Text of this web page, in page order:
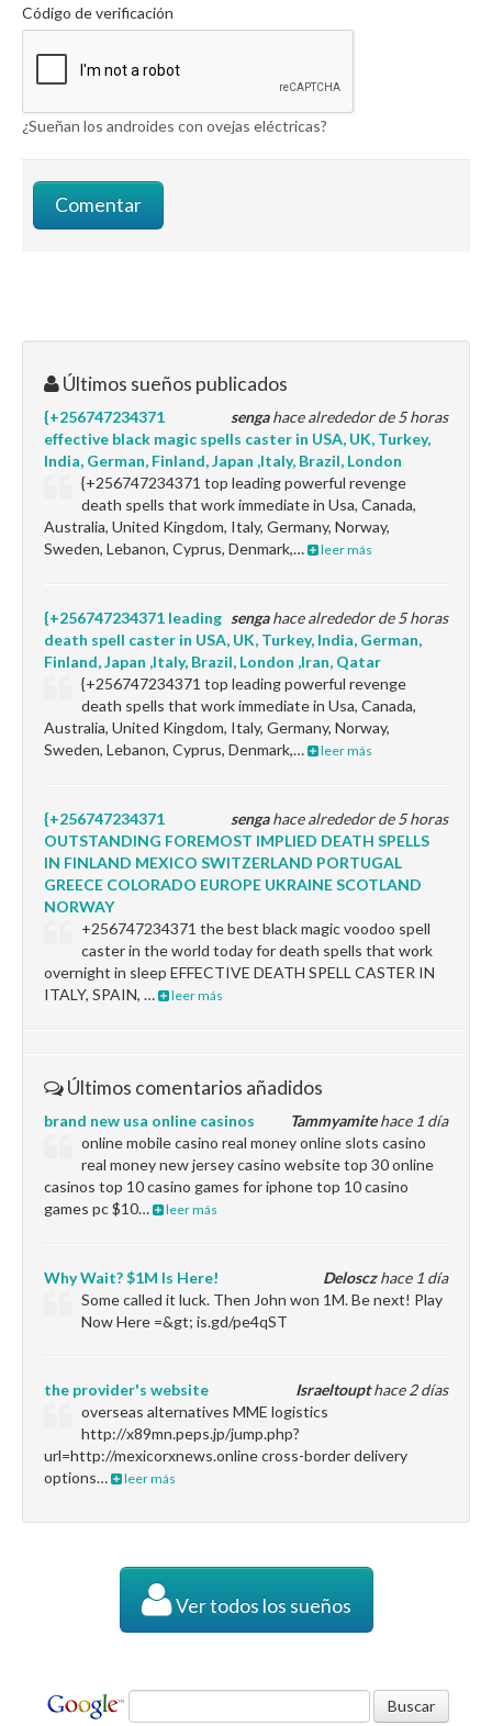
Código de verificación
¿Sueñan los androides con ovejas eléctricas?
Últimos sueños publicados
sengahace alrededor de 5 horas
{+256747234371
effective black magic spells caster in USA, UK, Turkey,
India, German, Finland, Japan ,Italy, Brazil, London
{+256747234371 top leading powerful revenge
death spells that work immediate in Usa, Canada,
Australia, United Kingdom, Italy, Germany, Norway,
Sweden, Lebanon, Cyprus, Denmark,…
leer más
sengahace alrededor de 5 horas
{+256747234371 leading
death spell caster in USA, UK, Turkey, India, German,
Finland, Japan ,Italy, Brazil, London ,Iran, Qatar
{+256747234371 top leading powerful revenge
death spells that work immediate in Usa, Canada,
Australia, United Kingdom, Italy, Germany, Norway,
Sweden, Lebanon, Cyprus, Denmark,…
leer más
sengahace alrededor de 5 horas
{+256747234371
OUTSTANDING FOREMOST IMPLIED DEATH SPELLS
IN FINLAND MEXICO SWITZERLAND PORTUGAL
GREECE COLORADO EUROPE UKRAINE SCOTLAND
NORWAY
+256747234371 the best black magic voodoo spell
caster in the world today for death spells that work
overnight in sleep EFFECTIVE DEATH SPELL CASTER IN
ITALY, SPAIN, …
leer más
Últimos comentarios añadidos
Tammyamitehace 1 día
brand new usa online casinos
online mobile casino real money online slots casino
real money new jersey casino website top 30 online
casinos top 10 casino games for iphone top 10 casino
games pc $10…
leer más
Delosczhace 1 día
Why Wait? $1M Is Here!
Some called it luck. Then John won 1M. Be next! Play
Now Here =&gt; is.gd/pe4qST
Israeltoupthace 2 días
the provider's website
overseas alternatives MME logistics
http://x89mn.peps.jp/jump.php?
url=http://mexicorxnews.online cross-border delivery
options…
leer más
Ver todos los sueños